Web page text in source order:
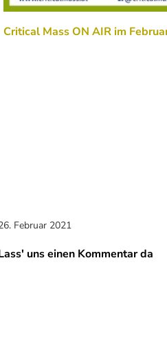
Critical Mass ON AIR im
Februar 2021
uns einen Kommentar da